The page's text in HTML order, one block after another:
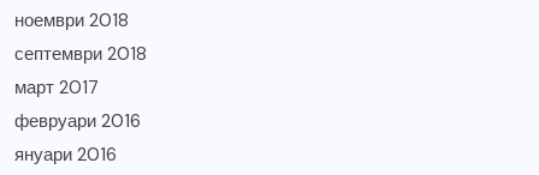
ноември 2018
септември 2018
март 2017
февруари 2016
януари 2016